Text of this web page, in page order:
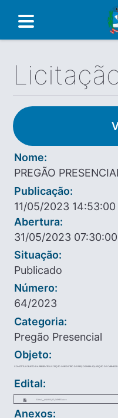
Nome:
PREGÃO
Publicação:
11/05/2023 14:53:00
Abertura:
31/05/2023 07:30:00
Situação:
Publicado
Número:
64/2023
Categoria:
Pregão Presencial
Objeto:
CONSTITUI OBJETO DA PRESENTE LICITAÇÃO O REGISTRO DE PREÇOS PARA AQUISIÇÃO DE CARNES
Edital:
Edital____AQUISIO_DE_CARNES.docx
Anexos: